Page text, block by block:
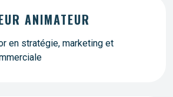
ANIMATEUR
en stratégie, marketing et